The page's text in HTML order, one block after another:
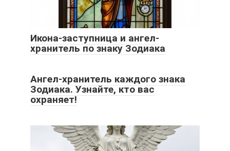
Икона-заступница и ангел-
хранитель по знаку Зодиака
Ангел-хранитель каждого знака
Зодиака. Узнайте, кто вас
охраняет!